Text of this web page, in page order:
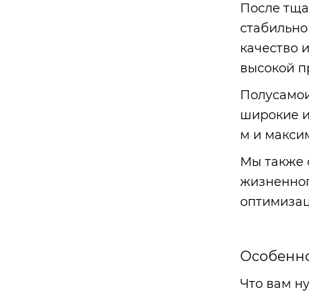
После
качество
высокой
широкие
м и
Мы также
Что вам